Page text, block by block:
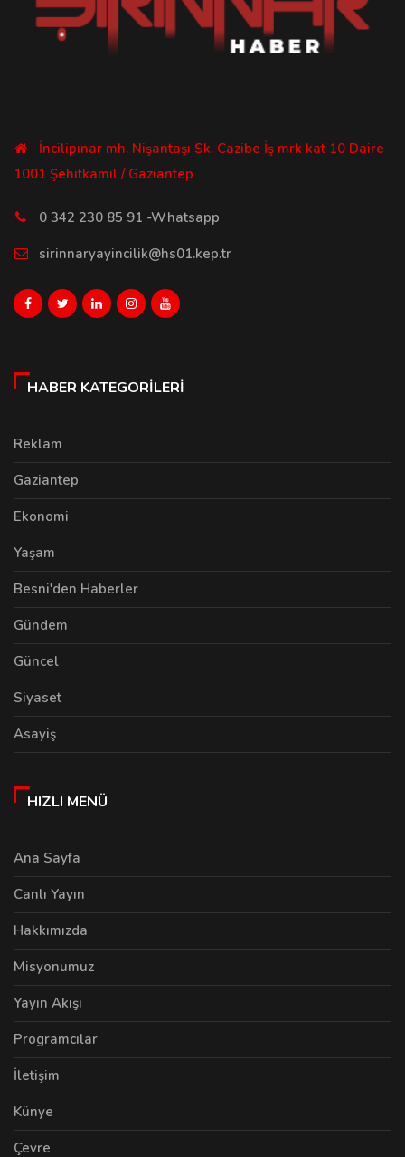
İncilipınar mh. Nişantaşı Sk. Cazibe İş mrk kat 10 Daire
1001 Şehitkamil / Gaziantep
0 342 230 85 91 -Whatsapp
sirinnaryayincilik@hs01.kep.tr
HABER KATEGORILERI
Reklam
Gaziantep
Ekonomi
Yaşam
Besni'den Haberler
Gündem
Güncel
Siyaset
Asayiş
HIZLI MENÜ
Ana Sayfa
Canlı Yayın
Hakkımızda
Misyonumuz
Yayın Akışı
Programcılar
İletişim
Künye
Çevre